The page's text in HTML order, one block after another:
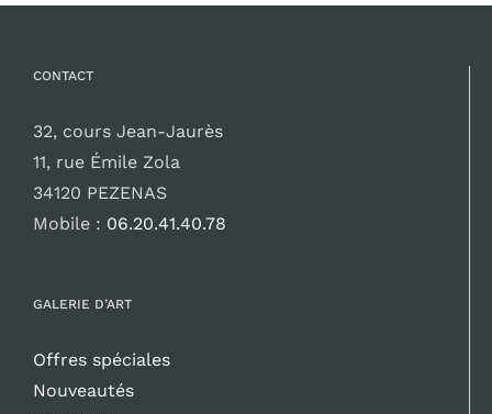
CONTACT
32, cours Jean-Jaurès
11, rue Émile Zola
34120 PEZENAS
Mobile : 06.20.41.40.78
GALERIE D’ART
Offres spéciales
Nouveautés